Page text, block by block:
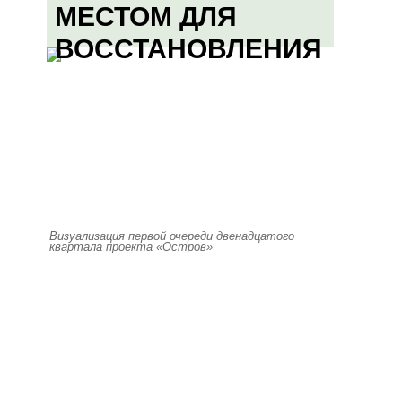
МЕСТОМ ДЛЯ
ВОССТАНОВЛЕНИЯ
Визуализация первой очереди двенадцатого
квартала проекта «Остров»